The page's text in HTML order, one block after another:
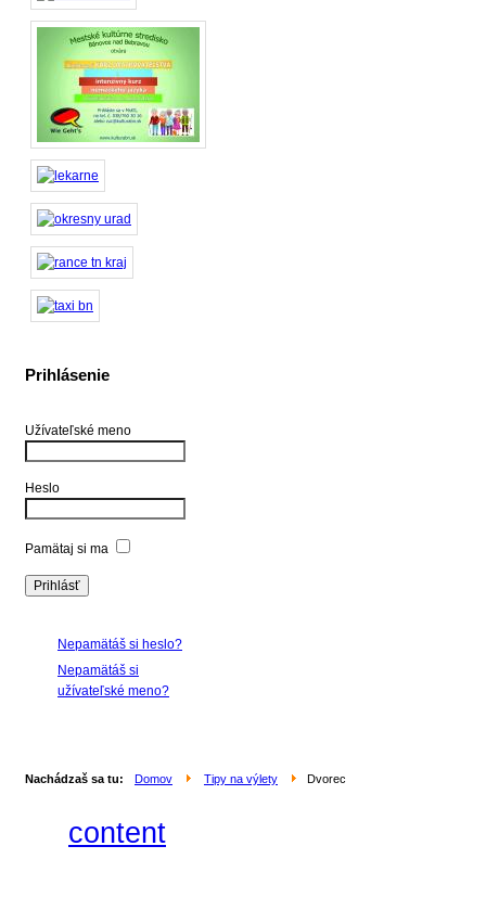
Prihlásenie
Užívateľské meno
Heslo
Pamätaj si ma
Nepamätáš si heslo?
Nepamätáš si
užívateľské meno?
Nachádzaš sa tu: Domov Tipy na výlety Dvorec
content